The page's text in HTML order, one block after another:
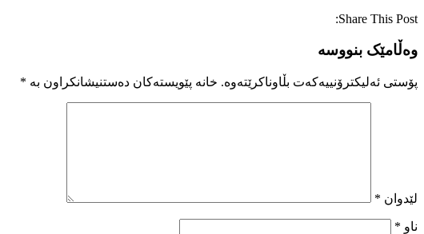
Share This Post:
وەڵامێک بنووسە
پۆستی ئەلیکترۆنییەکەت بڵاوناکرێتەوە. خانە پێویستەکان دەستنیشانکراون بە *
لێدوان *
ناو *